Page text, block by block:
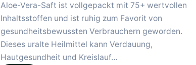
Aloe-Vera-Saft ist vollgepackt mit 75+ wertvollen
Inhaltsstoffen und ist ruhig zum Favorit von
gesundheitsbewussten Verbrauchern geworden.
Dieses uralte Heilmittel kann Verdauung,
Hautgesundheit und Kreislauf…